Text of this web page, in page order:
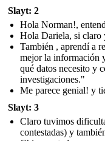
Slayt: 2
Hola Norman!,
Hola Dariela, si claro
También , aprendí a
mejor la información
qué datos necesito y
investigaciones."
Me parece genial! y
Slayt: 3
Claro tuvimos
contestadas) y